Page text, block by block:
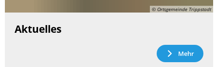
© Ortsgemeinde Trippstadt
Aktuelles
Mehr